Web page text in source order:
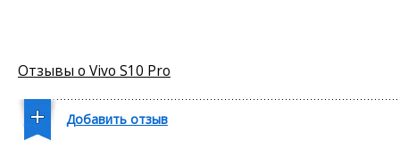
Отзывы о Vivo S10 Pro
Добавить отзыв